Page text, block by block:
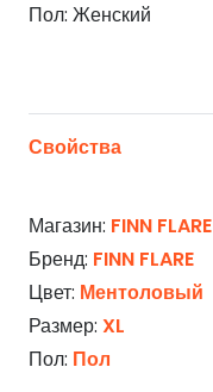
Пол: Женский
Свойства
Магазин: FINN FLARE
Бренд: FINN FLARE
Цвет: Ментоловый
Размер: XL
Пол: Пол